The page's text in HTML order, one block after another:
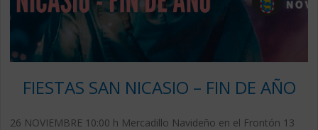
FIESTAS SAN NICASIO – FIN DE AÑO
26 NOVIEMBRE 10:00 h Mercadillo Navideño en el Frontón 13